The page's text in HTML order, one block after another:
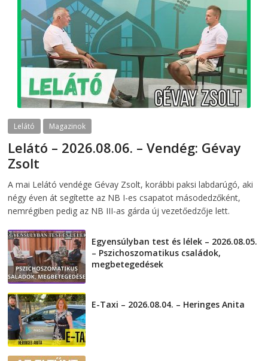
Lelátó Magazinok
Lelátó – 2026.08.06. – Vendég: Gévay
Zsolt
A mai Lelátó vendége Gévay Zsolt, korábbi paksi labdarúgó, aki
négy éven át segítette az NB I-es csapatot másodedzőként,
nemrégiben pedig az NB III-as gárda új vezetőedzője lett.
Egyensúlyban test és lélek – 2026.08.05.
– Pszichoszomatikus családok,
megbetegedések
E-Taxi – 2026.08.04. – Heringes Anita